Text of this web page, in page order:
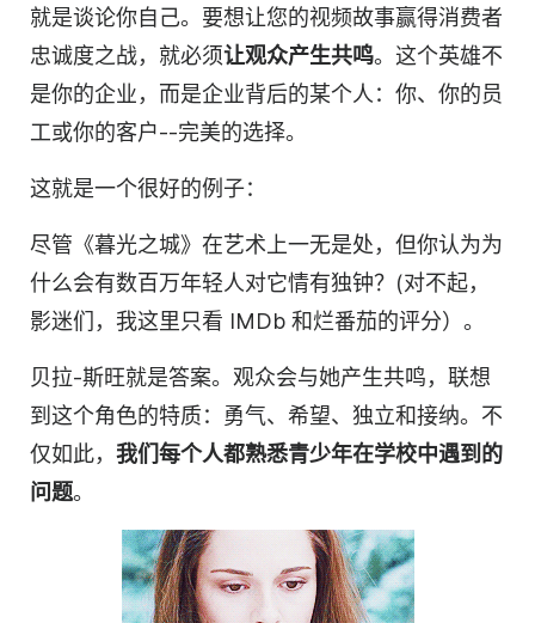
就是谈论你自己。要想让您的视频故事赢得消费者
忠诚度之战，就必须让观众产生共鸣。这个英雄不
是你的企业，而是企业背后的某个人：你、你的员
工或你的客户--完美的选择。
这就是一个很好的例子：
尽管《暮光之城》在艺术上一无是处，但你认为为
什么会有数百万年轻人对它情有独钟？(对不起，
影迷们，我这里只看 IMDb 和烂番茄的评分）。
贝拉-斯旺就是答案。观众会与她产生共鸣，联想
到这个角色的特质：勇气、希望、独立和接纳。不
仅如此， 我们每个人都熟悉青少年在学校中遇到的
问题。